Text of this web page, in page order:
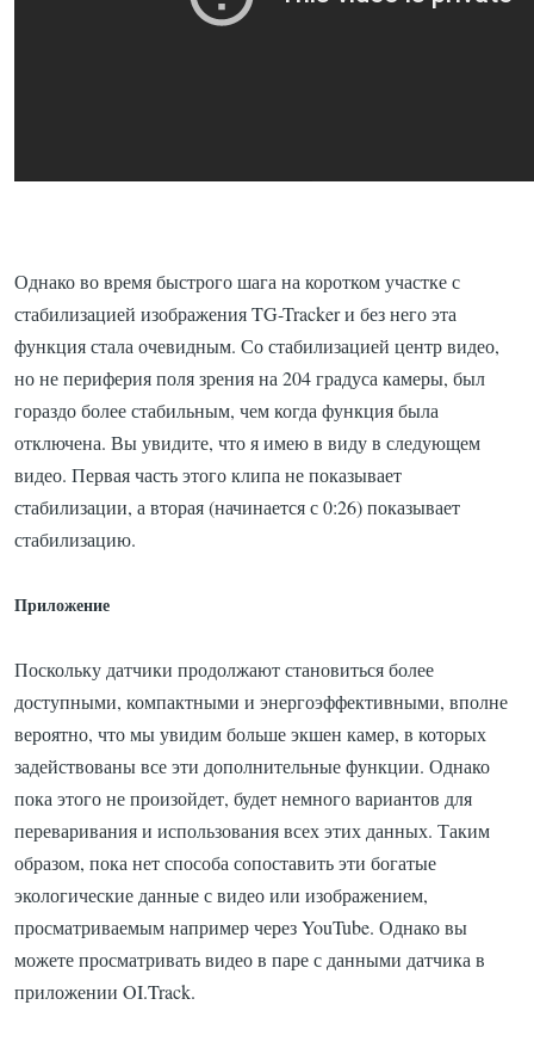
Однако во время быстрого шага на коротком участке с
стабилизацией изображения TG-Tracker и без него эта
функция стала очевидным. Со стабилизацией центр видео,
но не периферия поля зрения на 204 градуса камеры, был
гораздо более стабильным, чем когда функция была
отключена. Вы увидите, что я имею в виду в следующем
видео. Первая часть этого клипа не показывает
стабилизации, а вторая (начинается с 0:26) показывает
стабилизацию.
Приложение
Поскольку датчики продолжают становиться более
доступными, компактными и энергоэффективными, вполне
вероятно, что мы увидим больше экшен камер, в которых
задействованы все эти дополнительные функции. Однако
пока этого не произойдет, будет немного вариантов для
переваривания и использования всех этих данных. Таким
образом, пока нет способа сопоставить эти богатые
экологические данные с видео или изображением,
просматриваемым например через YouTube. Однако вы
можете просматривать видео в паре с данными датчика в
приложении OI.Track.